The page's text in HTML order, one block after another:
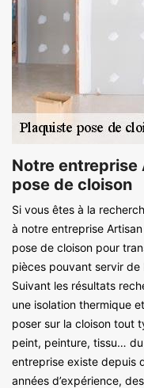
Notre entreprise
pose de cloison
Si vous êtes à la
à notre entreprise
pose de cloison pour
pièces pouvant servir
Suivant les résultats
une isolation thermique
poser sur la cloison tout
peint, peinture, tissu…
entreprise existe depuis
années d’expérience,